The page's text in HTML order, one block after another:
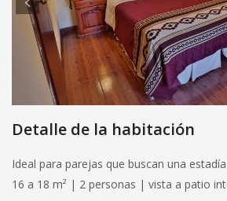
Detalle de la habitación
Ideal para parejas que buscan una
16 a 18 m² | 2 personas | vista a patio